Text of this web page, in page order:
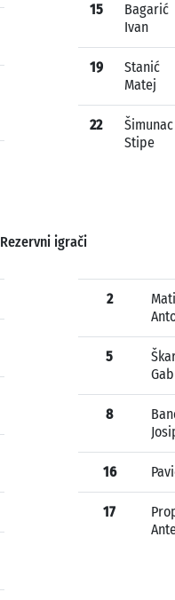
15
Bagarić
Ivan
19
Stanić
Matej
22
Šimunac
Stipe
Rezervni igrači
2
5
8
16
17